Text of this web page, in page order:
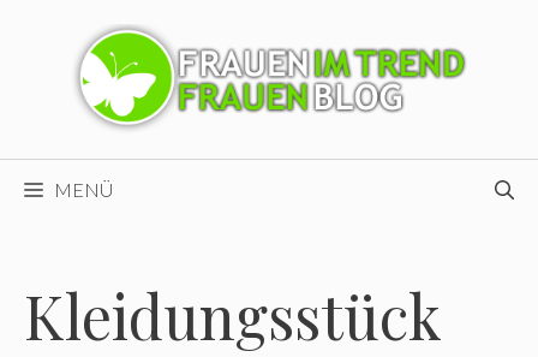
MENÜ
Kleidungsstück